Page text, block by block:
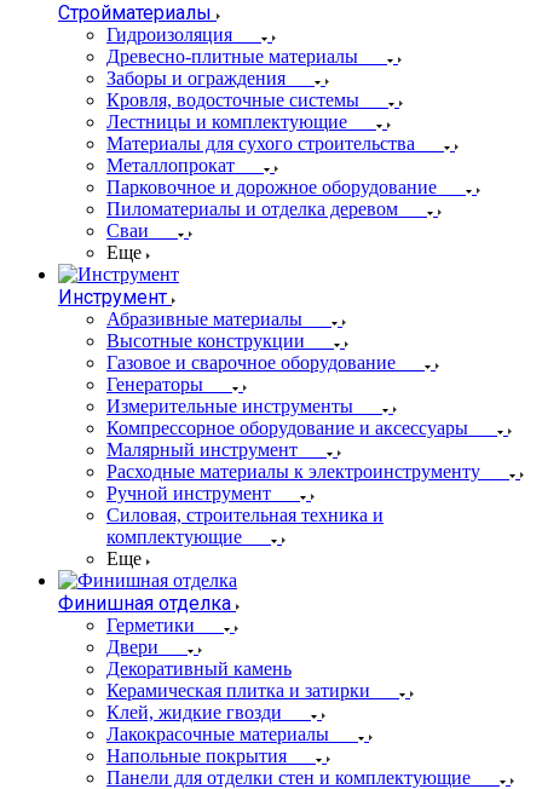
Стройматериалы
Гидроизоляция
Древесно-плитные материалы
Заборы и ограждения
Кровля, водосточные системы
Лестницы и комплектующие
Материалы для сухого строительства
Металлопрокат
Парковочное и дорожное оборудование
Пиломатериалы и отделка деревом
Сваи
Еще
Инструмент
Абразивные материалы
Высотные конструкции
Газовое и сварочное оборудование
Генераторы
Измерительные инструменты
Компрессорное оборудование и аксессуары
Малярный инструмент
Расходные материалы к электроинструменту
Ручной инструмент
Силовая, строительная техника и
комплектующие
Еще
Финишная отделка
Герметики
Двери
Декоративный камень
Керамическая плитка и затирки
Клей, жидкие гвозди
Лакокрасочные материалы
Напольные покрытия
Панели для отделки стен и комплектующие